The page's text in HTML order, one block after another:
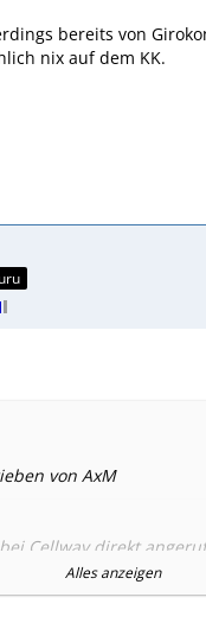
bereits von
nix auf dem KK.
von AxM
Cellway direkt
ob die Gutschrift
Alles anzeigen